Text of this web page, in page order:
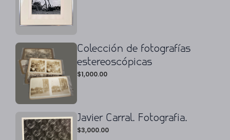
Colección de fotografías
estereoscópicas
$1,000.00
Javier Carral. Fotografia.
$3,000.00